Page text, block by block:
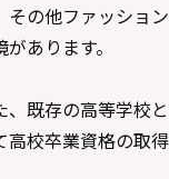
その他ファッショ
があります。
、既存の高等学校
高校卒業資格の取